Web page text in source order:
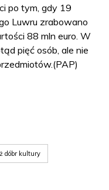
po tym, gdy 19
Luwru zrabowano
88 mln euro. W
pięć osób, ale nie
dóbr kultury